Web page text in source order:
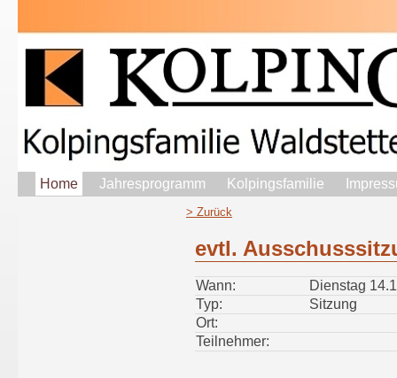
Home Jahresprogramm Kolpingsfamilie
> Zurück
evtl.
Wann:
Dienstag
Typ:
Sitzung
Ort:
Teilnehmer: